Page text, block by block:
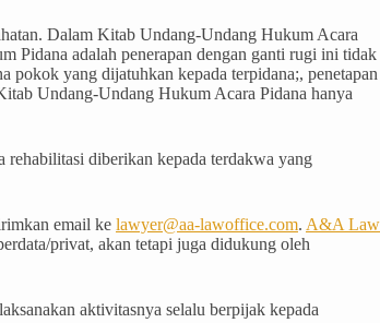
Dalam Kitab Undang-Undang Hukum Acara
Pidana adalah penerapan dengan ganti rugi ini tidak
pokok yang dijatuhkan kepada terpidana;, penetapan
Undang-Undang Hukum Acara Pidana hanya
rehabilitasi diberikan kepada terdakwa yang
email ke lawyer@aa-lawoffice.com. A&A Law
privat, akan tetapi juga didukung oleh
aktivitasnya selalu berpijak kepada